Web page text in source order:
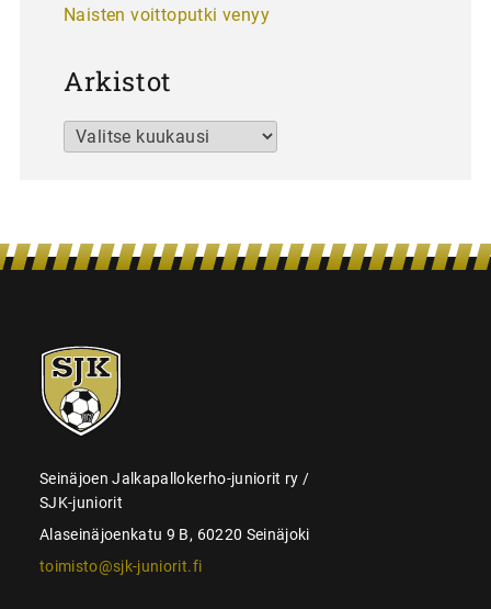
Naisten voittoputki venyy
Arkistot
Arkistot
SJK-
juniorit
Seinäjoen Jalkapallokerho-juniorit ry /
SJK-juniorit
Alaseinäjoenkatu 9 B, 60220 Seinäjoki
toimisto@sjk-juniorit.fi